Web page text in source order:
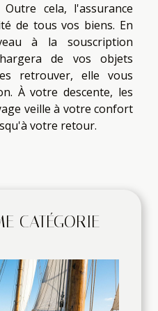
cela, l'assurance
de tous vos biens. En
à la souscription
de vos objets
retrouver, elle vous
À votre descente, les
veille à votre confort
votre retour.
CATÉGORIE